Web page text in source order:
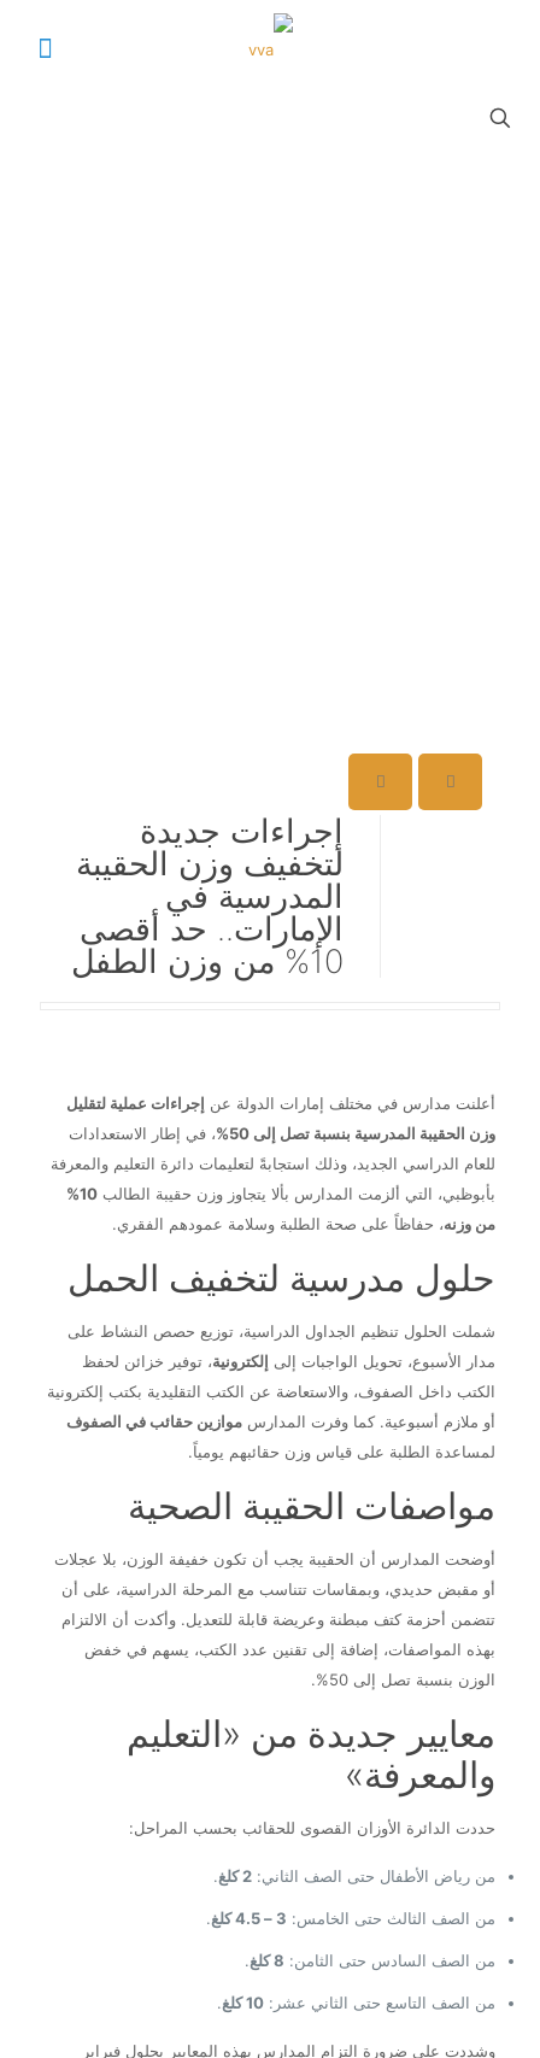
إجراءات جديدة
لتخفيف وزن الحقيبة
المدرسية في
الإمارات.. حد أقصى
10% من وزن الطفل
أعلنت مدارس في مختلف إمارات الدولة عن إجراءات عملية لتقليل
وزن الحقيبة المدرسية بنسبة تصل إلى 50%
، في إطار الاستعدادات
للعام الدراسي الجديد، وذلك استجابةً لتعليمات دائرة التعليم والمعرفة
بأبوظبي، التي ألزمت المدارس بألا يتجاوز وزن حقيبة الطالب
10%
من وزنه، حفاظاً على صحة الطلبة وسلامة عمودهم الفقري.
حلول مدرسية لتخفيف الحمل
شملت الحلول تنظيم الجداول الدراسية، توزيع حصص النشاط على
مدار الأسبوع، تحويل الواجبات إلى إلكترونية، توفير خزائن لحفظ
الكتب داخل الصفوف، والاستعاضة عن الكتب التقليدية بكتب إلكترونية
أو ملازم أسبوعية. كما وفرت المدارس موازين حقائب في الصفوف
لمساعدة الطلبة على قياس وزن حقائبهم يومياً.
مواصفات الحقيبة الصحية
أوضحت المدارس أن الحقيبة يجب أن تكون خفيفة الوزن، بلا عجلات
أو مقبض حديدي، وبمقاسات تتناسب مع المرحلة الدراسية، على أن
تتضمن أحزمة كتف مبطنة وعريضة قابلة للتعديل. وأكدت أن الالتزام
بهذه المواصفات، إضافة إلى تقنين عدد الكتب، يسهم في خفض
الوزن بنسبة تصل إلى 50%.
معايير جديدة من «التعليم
والمعرفة»
حددت الدائرة الأوزان القصوى للحقائب بحسب المراحل:
من رياض الأطفال حتى الصف الثاني: 2 كلغ .
من الصف الثالث حتى الخامس: 3 – 4.5 كلغ .
من الصف السادس حتى الثامن: 8 كلغ .
من الصف التاسع حتى الثاني عشر: 10 كلغ .
وشددت على ضرورة التزام المدارس بهذه المعايير بحلول فبراير